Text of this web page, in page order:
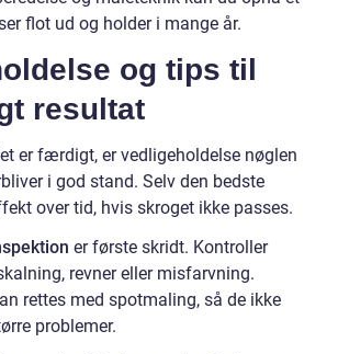
flot ud og holder i mange år.
og tips til
resultat
er færdigt, er vedligeholdelse nøglen
i god stand. Selv den bedste
over tid, hvis skroget ikke passes.
er første skridt. Kontroller
revner eller misfarvning.
rettes med spotmaling, så de ikke
problemer.